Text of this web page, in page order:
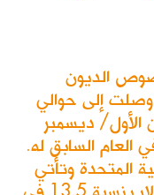
الديون
وصلت إلى حوالي
الأول/ ديسمبر
دولار في العام السابق له.
المتحدة وتأتي